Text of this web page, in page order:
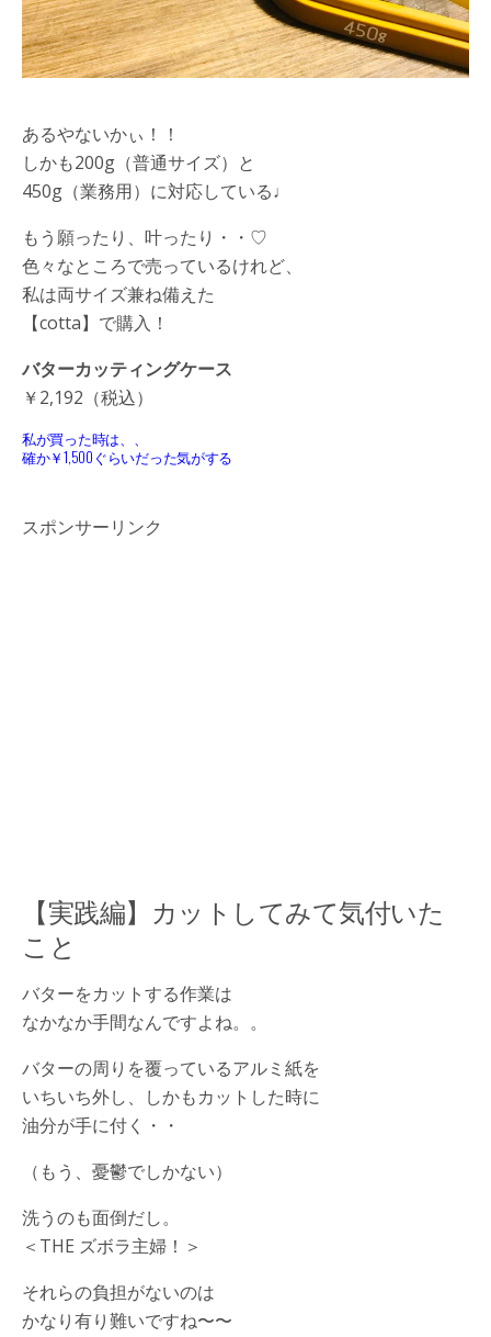
あるやないかぃ！！
しかも200g（普通サイズ）と
450g（業務用）に対応している♩
もう願ったり、叶ったり・・♡
色々なところで売っているけれど、
私は両サイズ兼ね備えた
【cotta】で購入！
バターカッティングケース
￥2,192（税込）
私が買った時は、、
確か￥1,500ぐらいだった気がする
スポンサーリンク
【実践編】カットしてみて気付いた
こと
バターをカットする作業は
なかなか手間なんですよね。。
バターの周りを覆っているアルミ紙を
いちいち外し、しかもカットした時に
油分が手に付く・・
（もう、憂鬱でしかない）
洗うのも面倒だし。
＜THE ズボラ主婦！＞
それらの負担がないのは
かなり有り難いですね〜〜